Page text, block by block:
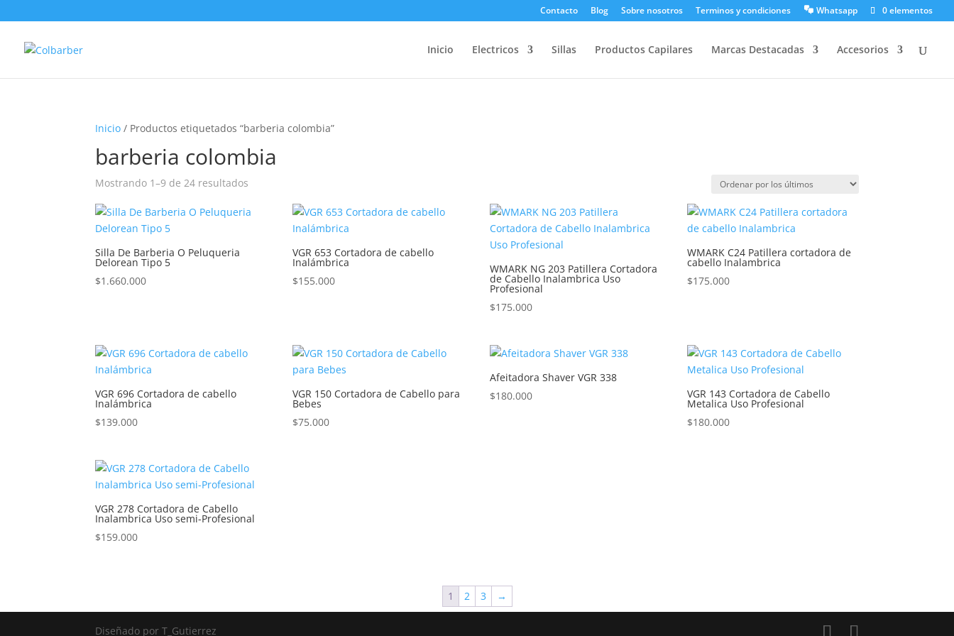
Contacto Blog Sobre nosotros Terminos y condiciones Whatsapp 0 elementos
Inicio Electricos Sillas Productos Capilares Marcas Destacadas Accesorios
Inicio / Productos etiquetados “barberia colombia”
barberia colombia
Mostrando 1–9 de 24 resultados
los
Silla De Barberia O Peluqueria
Delorean Tipo 5
$1.660.000
VGR 653 Cortadora de cabello
Inalámbrica
$155.000
WMARK NG 203 Patillera Cortadora
de Cabello Inalambrica Uso
Profesional
$175.000
WMARK C24 Patillera cortadora de
cabello Inalambrica
$175.000
VGR 696 Cortadora de cabello
Inalámbrica
$139.000
VGR 150 Cortadora de Cabello para
Bebes
$75.000
Afeitadora Shaver VGR 338
$180.000 VGR 143 Cortadora de Cabello
Metalica Uso Profesional
$180.000
VGR 278 Cortadora de Cabello
Inalambrica Uso semi-Profesional
$159.000
1 2 3 →
Diseñado porT_Gutierrez